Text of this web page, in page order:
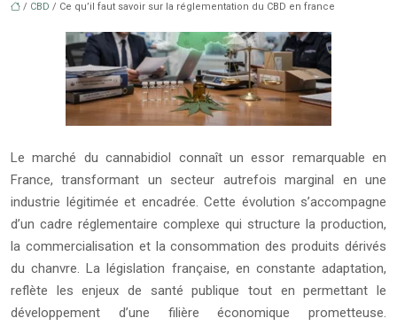
/ CBD / Ce qu’il faut savoir sur la réglementation du CBD en france
Le marché du cannabidiol connaît un essor remarquable en
France, transformant un secteur autrefois marginal en une
industrie légitimée et encadrée. Cette évolution s’accompagne
d’un cadre réglementaire complexe qui structure la production,
la commercialisation et la consommation des produits dérivés
du chanvre. La législation française, en constante adaptation,
reflète les enjeux de santé publique tout en permettant le
développement d’une filière économique prometteuse.